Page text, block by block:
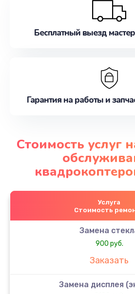
Бесплатный выезд
Гарантия на работы и
Стоимость услуг
Услуга
Стоимость
Замена
900 руб.
Заказать
Замена дисплея